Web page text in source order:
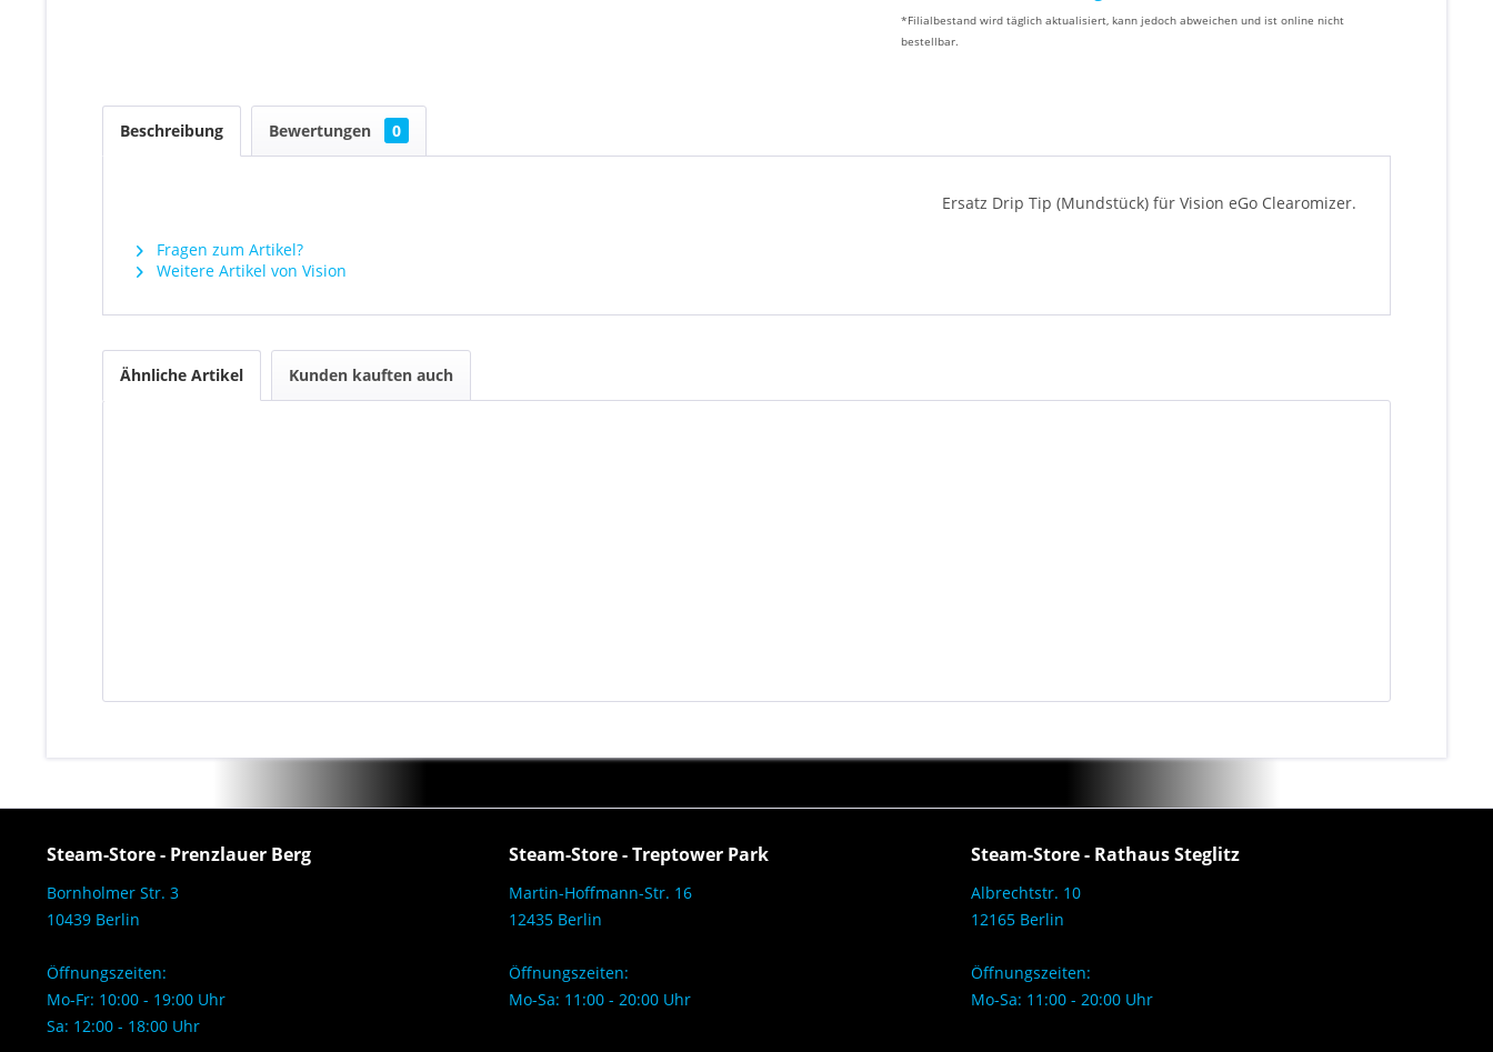
*Filialbestand wird täglich aktualisiert, kann jedoch abweichen und ist online nicht
bestellbar.
Beschreibung Bewertungen 0
Ersatz Drip Tip (Mundstück) für Vision eGo Clearomizer.
Fragen zum Artikel?
Weitere Artikel von Vision
Ähnliche Artikel Kunden kauften auch
Steam-Store - Prenzlauer Berg
Bornholmer Str. 3
10439 Berlin
Öffnungszeiten:
Mo-Fr: 10:00 - 19:00 Uhr
Sa: 12:00 - 18:00 Uhr
Steam-Store - Treptower Park
Martin-Hoffmann-Str. 16
12435 Berlin
Öffnungszeiten:
Mo-Sa: 11:00 - 20:00 Uhr
Steam-Store - Rathaus Steglitz
Albrechtstr. 10
12165 Berlin
Öffnungszeiten:
Mo-Sa: 11:00 - 20:00 Uhr